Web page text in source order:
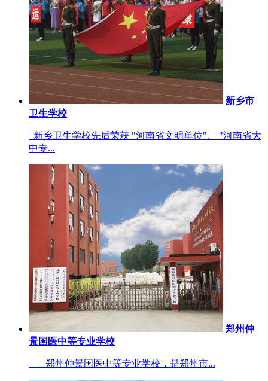
新乡市
卫生学校
新乡卫生学校先后荣获 "河南省文明单位"、 "河南省大
中专...
郑州仲
景国医中等专业学校
郑州仲景国医中等专业学校，是郑州市...